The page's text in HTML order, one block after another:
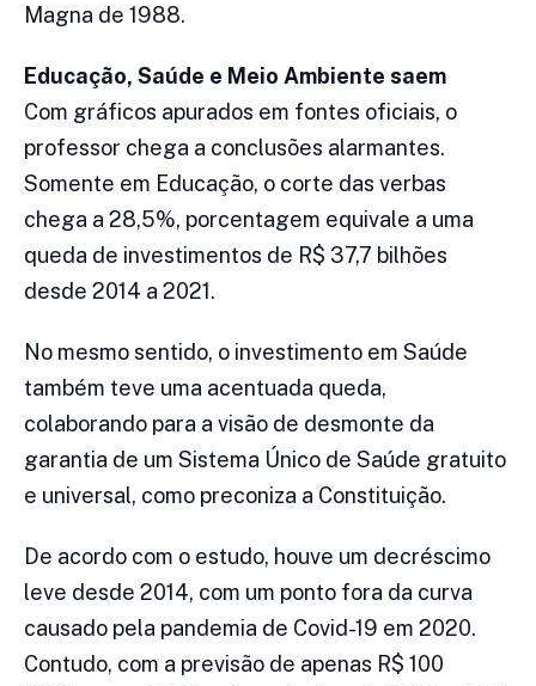
Magna de 1988.
Educação, Saúde e Meio Ambiente saem
Com gráficos apurados em fontes oficiais, o
professor chega a conclusões alarmantes.
Somente em Educação, o corte das verbas
chega a 28,5%, porcentagem equivale a uma
queda de investimentos de R$ 37,7 bilhões
desde 2014 a 2021.
No mesmo sentido, o investimento em Saúde
também teve uma acentuada queda,
colaborando para a visão de desmonte da
garantia de um Sistema Único de Saúde gratuito
e universal, como preconiza a Constituição.
De acordo com o estudo, houve um decréscimo
leve desde 2014, com um ponto fora da curva
causado pela pandemia de Covid-19 em 2020.
Contudo, com a previsão de apenas R$ 100